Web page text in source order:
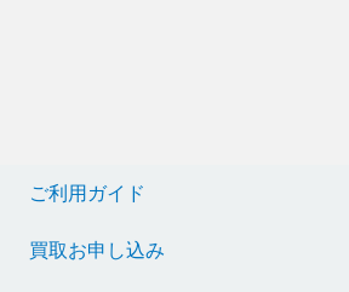
ご利用ガイド
買取お申し込み